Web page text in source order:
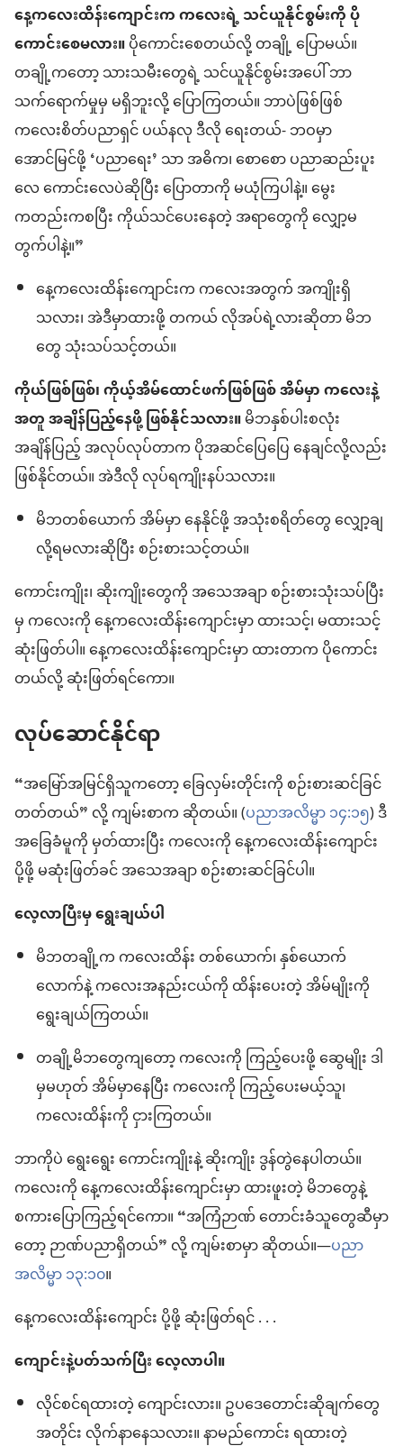
နေ့ကလေးထိန်းကျောင်းက ကလေးရဲ့ သင်ယူနိုင်စွမ်းကို ပို
ကောင်းစေမလား။ပိုကောင်းစေတယ်လို့ တချို့ ပြောမယ်။
တချို့ကတော့ သားသမီးတွေရဲ့ သင်ယူနိုင်စွမ်းအပေါ် ဘာ
သက်ရောက်မှုမှ မရှိဘူးလို့ ပြောကြတယ်။ ဘာပဲဖြစ်ဖြစ်
ကလေးစိတ်ပညာရှင် ပယ်နလု ဒီလို ရေးတယ်- ဘဝမှာ
အောင်မြင်ဖို့ ‘ပညာရေး’ သာ အဓိက၊ စောစော ပညာဆည်းပူး
လေ ကောင်းလေပဲဆိုပြီး ပြောတာကို မယုံကြပါနဲ့။ မွေး
ကတည်းကစပြီး ကိုယ်သင်ပေးနေတဲ့ အရာတွေကို လျှော့မ
တွက်ပါနဲ့။”
နေ့ကလေးထိန်းကျောင်းက ကလေးအတွက် အကျိုးရှိ
သလား၊ အဲဒီမှာထားဖို့ တကယ် လိုအပ်ရဲ့လားဆိုတာ မိဘ
တွေ သုံးသပ်သင့်တယ်။
ကိုယ်ဖြစ်ဖြစ်၊ ကိုယ့်အိမ်ထောင်ဖက်ဖြစ်ဖြစ် အိမ်မှာ ကလေးနဲ့
အတူ အချိန်ပြည့်နေဖို့ ဖြစ်နိုင်သလား။မိဘနှစ်ပါးစလုံး
အချိန်ပြည့် အလုပ်လုပ်တာက ပိုအဆင်ပြေပြေ နေချင်လို့လည်း
ဖြစ်နိုင်တယ်။ အဲဒီလို လုပ်ရကျိုးနပ်သလား။
မိဘတစ်ယောက် အိမ်မှာ နေနိုင်ဖို့ အသုံးစရိတ်တွေ လျှော့ချ
လို့ရမလားဆိုပြီး စဉ်းစားသင့်တယ်။
ကောင်းကျိုး၊ ဆိုးကျိုးတွေကို အသေအချာ စဉ်းစားသုံးသပ်ပြီး
မှ ကလေးကို နေ့ကလေးထိန်းကျောင်းမှာ ထားသင့်၊ မထားသင့်
ဆုံးဖြတ်ပါ။ နေ့ကလေးထိန်းကျောင်းမှာ ထားတာက ပိုကောင်း
တယ်လို့ ဆုံးဖြတ်ရင်ကော။
လုပ်ဆောင်နိုင်ရာ
“အမြော်အမြင်ရှိသူကတော့ ခြေလှမ်းတိုင်းကို စဉ်းစားဆင်ခြင်
တတ်တယ်” လို့ ကျမ်းစာက ဆိုတယ်။ (ပညာအလိမ္မာ ၁၄:၁၅) ဒီ
အခြေခံမူကို မှတ်ထားပြီး ကလေးကို နေ့ကလေးထိန်းကျောင်း
ပို့ဖို့ မဆုံးဖြတ်ခင် အသေအချာ စဉ်းစားဆင်ခြင်ပါ။
လေ့လာပြီးမှ ရွေးချယ်ပါ
မိဘတချို့က ကလေးထိန်း တစ်ယောက်၊ နှစ်ယောက်
လောက်နဲ့ ကလေးအနည်းငယ်ကို ထိန်းပေးတဲ့ အိမ်မျိုးကို
ရွေးချယ်ကြတယ်။
တချို့မိဘတွေကျတော့ ကလေးကို ကြည့်ပေးဖို့ ဆွေမျိုး ဒါ
မှမဟုတ် အိမ်မှာနေပြီး ကလေးကို ကြည့်ပေးမယ့်သူ၊
ကလေးထိန်းကို ငှားကြတယ်။
ဘာကိုပဲ ရွေးရွေး ကောင်းကျိုးနဲ့ ဆိုးကျိုး ဒွန်တွဲနေပါတယ်။
ကလေးကို နေ့ကလေးထိန်းကျောင်းမှာ ထားဖူးတဲ့ မိဘတွေနဲ့
စကားပြောကြည့်ရင်ကော။ “အကြံဉာဏ် တောင်းခံသူတွေဆီမှာ
တော့ ဉာဏ်ပညာရှိတယ်” လို့ ကျမ်းစာမှာ ဆိုတယ်။—ပညာ
အလိမ္မာ ၁၃:၁၀။
နေ့ကလေးထိန်းကျောင်း ပို့ဖို့ ဆုံးဖြတ်ရင် . . .
ကျောင်းနဲ့ပတ်သက်ပြီး လေ့လာပါ။
လိုင်စင်ရထားတဲ့ ကျောင်းလား။ ဥပဒေတောင်းဆိုချက်တွေ
အတိုင်း လိုက်နာနေသလား။ နာမည်ကောင်း ရထားတဲ့